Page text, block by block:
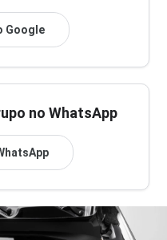
Google
no WhatsApp